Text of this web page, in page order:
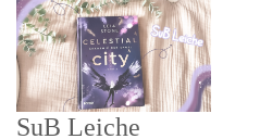
SuB Leiche